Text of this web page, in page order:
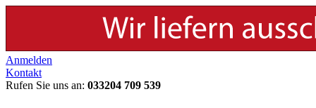
Anmelden
Kontakt
Rufen Sie uns an: 033204 709 539